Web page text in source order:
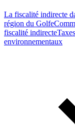
La fiscalité indirecte
région du Golfe
fiscalité indirecte
environnementaux